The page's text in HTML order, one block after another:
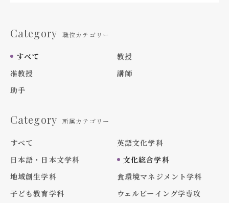
Category 職位カテゴリー
すべて
教授
准教授
講師
助手
Category 所属カテゴリー
すべて
英語文化学科
日本語・日本文学科
文化総合学科
地域創生学科
食環境マネジメント学科
子ども教育学科
ウェルビーイング学専攻